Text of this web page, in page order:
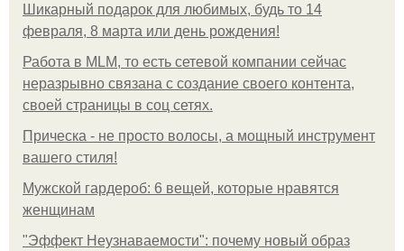
Шикарный подарок для любимых, будь то 14
февраля, 8 марта или день рождения!
Работа в MLM, то есть сетевой компании сейчас
неразрывно связана с создание своего контента,
своей страницы в соц сетях.
Прическа - не просто волосы, а мощный инструмент
вашего стиля!
Мужской гардероб: 6 вещей, которые нравятся
женщинам
"Эффект Неузнаваемости": почему новый образ